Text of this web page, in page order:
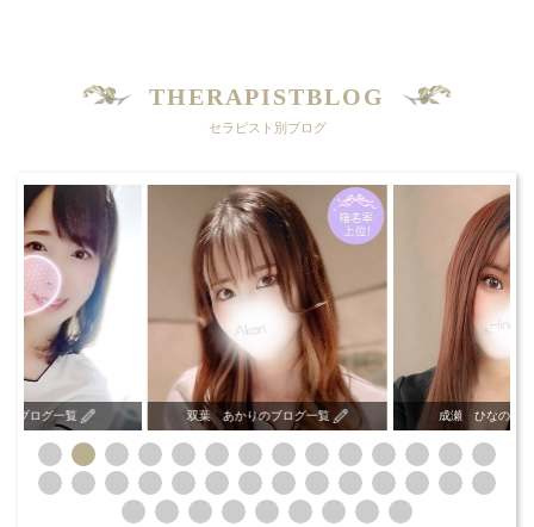
THERAPISTBLOG
セラピスト別ブログ
ブログ一覧 双葉 あかりのブログ一覧 成瀬 ひなのブロ